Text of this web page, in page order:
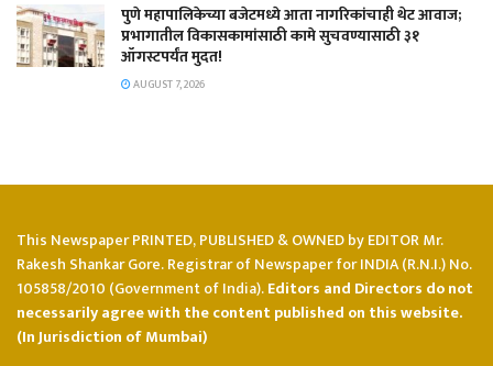
पुणे महापालिकेच्या बजेटमध्ये आता नागरिकांचाही थेट आवाज;
प्रभागातील विकासकामांसाठी कामे सुचवण्यासाठी ३१
ऑगस्टपर्यंत मुदत!
AUGUST 7, 2026
This Newspaper PRINTED, PUBLISHED & OWNED by EDITOR Mr.
Rakesh Shankar Gore. Registrar of Newspaper for INDIA (R.N.I.) No.
105858/2010 (Government of India).Editors and Directors do not
necessarily agree with the content published on this website.
(In Jurisdiction of Mumbai)